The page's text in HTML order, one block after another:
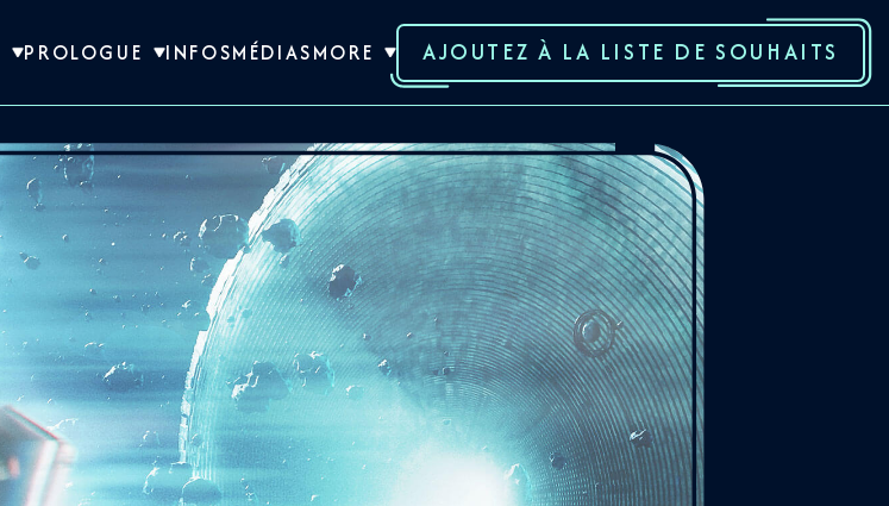
PROLOGUE INFOSMÉDIASMORE AJOUTEZ À LA LISTE DE SOUHAITS